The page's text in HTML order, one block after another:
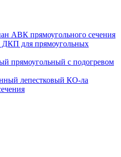
АВК прямоугольного сечения
ДКП для прямоугольных
прямоугольный с подогревом
лепестковый КО-ла